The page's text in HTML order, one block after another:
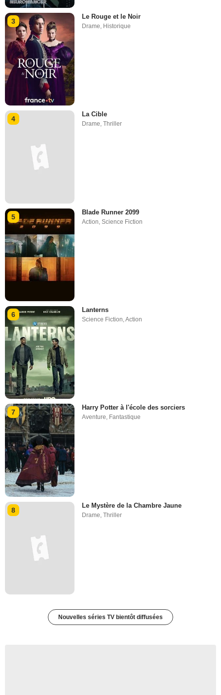
3
Le Rouge et le Noir
Drame, Historique
4
La Cible
Drame,Thriller
5
Blade Runner 2099
Action ,Science Fiction
6
Lanterns
Science Fiction,Action
7
Harry Potter à l'école des sorciers
Aventure, Fantastique
8
Le Mystère de la Chambre Jaune
Drame ,Thriller
Nouvelles séries TV bientôt diffusées